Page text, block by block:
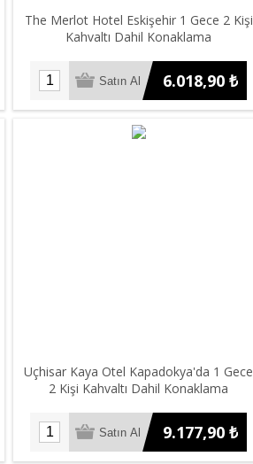
The Merlot Hotel Eskişehir 1 Gece 2 Kişi
Kahvaltı Dahil Konaklama
6.018,90 ₺
Uçhisar Kaya Otel Kapadokya'da 1 Gece
2 Kişi Kahvaltı Dahil Konaklama
9.177,90 ₺